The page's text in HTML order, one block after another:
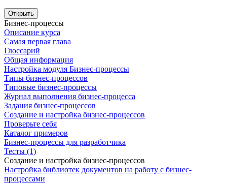
Открыть
Бизнес-процессы
Описание курса
Самая первая глава
Глоссарий
Общая информация
Настройка модуля Бизнес-процессы
Типы бизнес-процессов
Типовые бизнес-процессы
Журнал выполнения бизнес-процесса
Задания бизнес-процессов
Создание и настройка бизнес-процессов
Проверьте себя
Каталог примеров
Бизнес-процессы для разработчика
Тесты (1)
Создание и настройка бизнес-процессов
Настройка библиотек документов на работу с бизнес-
процессами